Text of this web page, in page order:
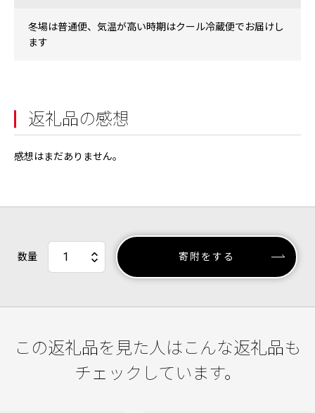
冬場は普通便、気温が高い時期はクール冷蔵便でお届けし
ます
返礼品の感想
感想はまだありません。
数量 寄附をする
この返礼品を見た人はこんな返礼品も
チェックしています。